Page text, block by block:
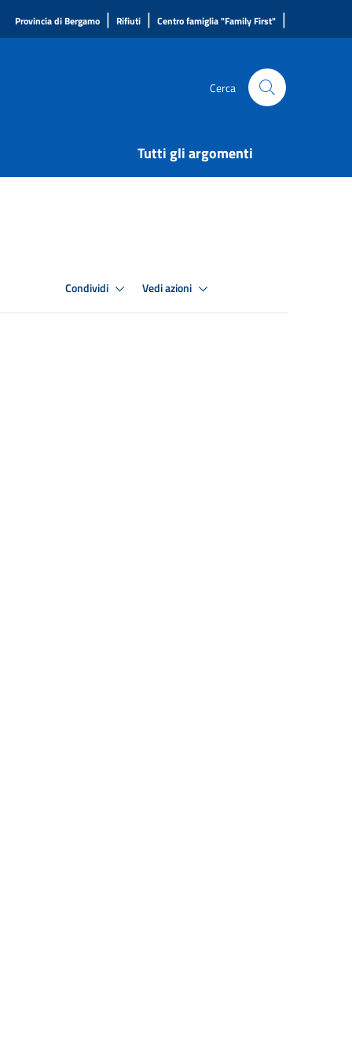
Provincia di Bergamo | Rifiuti | Centro famiglia "Family First" |
Cerca
Tutti gli argomenti
Condividi Vedi azioni